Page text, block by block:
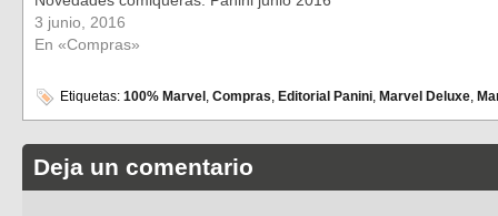
3 junio, 2016
En «Compras»
Etiquetas: 100% Marvel , Compras, Editorial Panini, Marvel Deluxe,
Deja un comentario